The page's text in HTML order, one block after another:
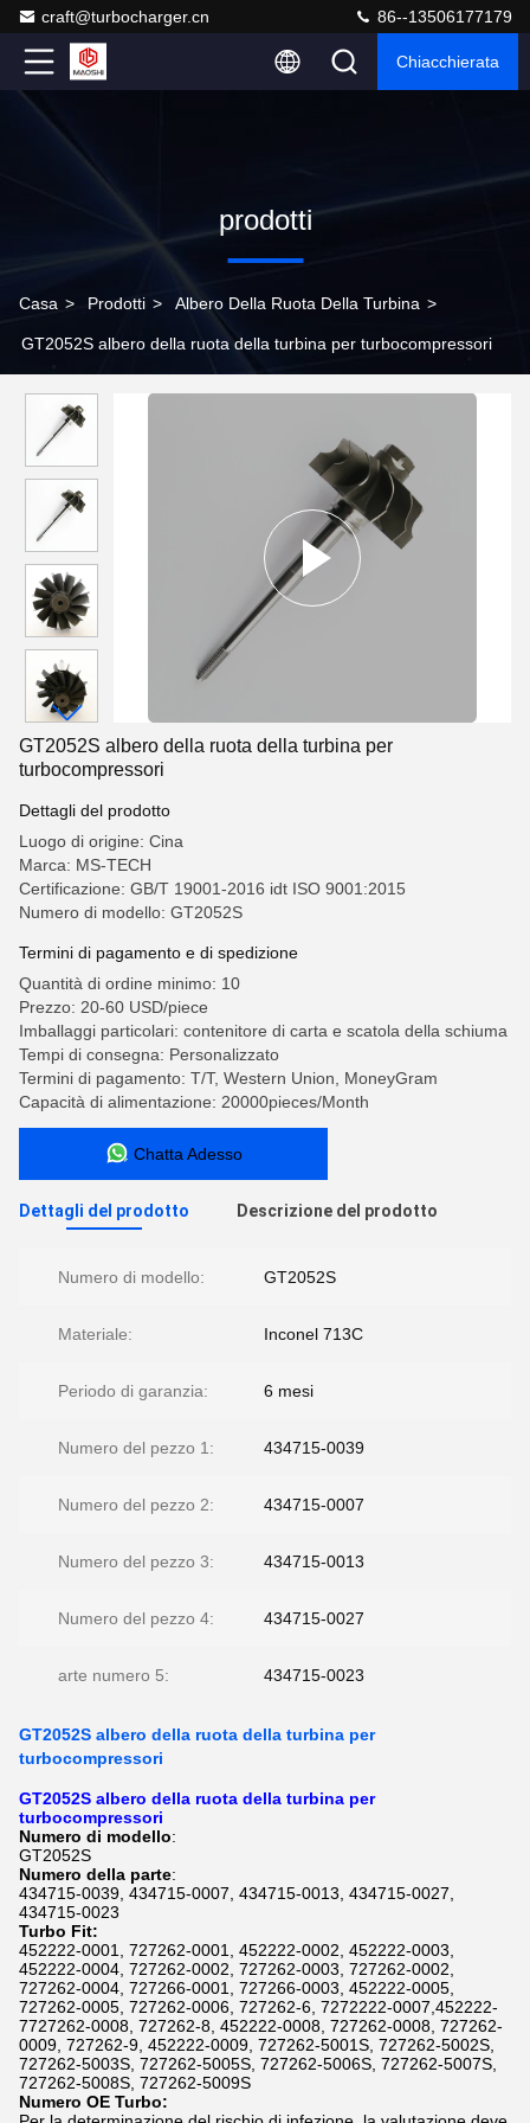
craft@turbocharger.cn 86--13506177179
Chiacchierata
prodotti
Casa > Prodotti > Albero Della Ruota Della Turbina >
GT2052S albero della ruota della turbina per turbocompressori
GT2052S albero della ruota della turbina per
turbocompressori
Dettagli del prodotto
Luogo di origine: Cina
Marca: MS-TECH
Certificazione: GB/T 19001-2016 idt ISO 9001:2015
Numero di modello: GT2052S
Termini di pagamento e di spedizione
Quantità di ordine minimo: 10
Prezzo: 20-60 USD/piece
Imballaggi particolari: contenitore di carta e scatola della schiuma
Tempi di consegna: Personalizzato
Termini di pagamento: T/T, Western Union, MoneyGram
Capacità di alimentazione: 20000pieces/Month
Chatta Adesso
Dettagli del prodotto Descrizione del prodotto
Numero di modello: GT2052S
Materiale: Inconel 713C
Periodo di garanzia: 6 mesi
Numero del pezzo 1: 434715-0039
Numero del pezzo 2: 434715-0007
Numero del pezzo 3: 434715-0013
Numero del pezzo 4: 434715-0027
arte numero 5: 434715-0023
GT2052S albero della ruota della turbina per
turbocompressori
GT2052S albero della ruota della turbina per
turbocompressori
Numero di modello:
GT2052S
Numero della parte:
434715-0039, 434715-0007, 434715-0013, 434715-0027,
434715-0023
Turbo Fit:
452222-0001, 727262-0001, 452222-0002, 452222-0003,
452222-0004, 727262-0002, 727262-0003, 727262-0002,
727262-0004, 727266-0001, 727266-0003, 452222-0005,
727262-0005, 727262-0006, 727262-6, 7272222-0007,452222-
7727262-0008, 727262-8, 452222-0008, 727262-0008, 727262-
0009, 727262-9, 452222-0009, 727262-5001S, 727262-5002S,
727262-5003S, 727262-5005S, 727262-5006S, 727262-5007S,
727262-5008S, 727262-5009S
Numero OE Turbo: